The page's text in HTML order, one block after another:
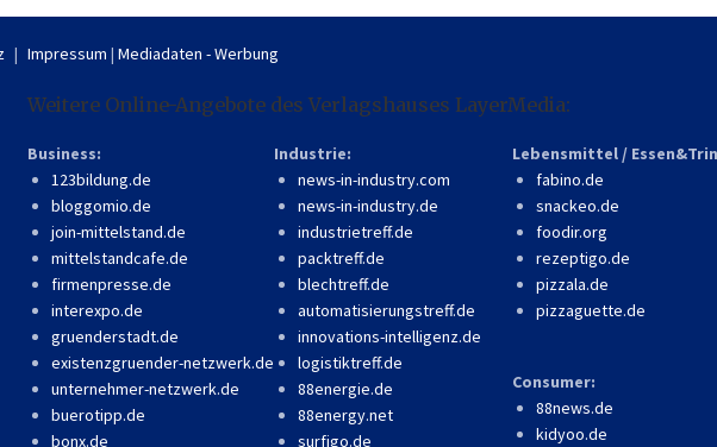
Impressum | Mediadaten - Werbung
Weitere Online-Angebote des Verlagshauses LayerMedia:
Business:
123bildung.de
bloggomio.de
join-mittelstand.de
mittelstandcafe.de
firmenpresse.de
interexpo.de
gruenderstadt.de
existenzgruender-netzwerk.de
unternehmer-netzwerk.de
buerotipp.de
bonx.de
Industrie:
news-in-industry.com
news-in-industry.de
industrietreff.de
packtreff.de
blechtreff.de
automatisierungstreff.de
innovations-intelligenz.de
logistiktreff.de
88energie.de
88energy.net
surfigo.de
Lebensmittel /
fabino.de
snackeo.de
foodir.org
rezeptigo.de
pizzala.de
pizzaguette.de
Consumer:
88news.de
kidyoo.de